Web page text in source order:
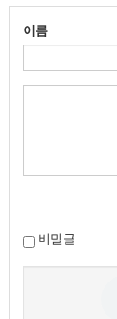
이름
비밀글